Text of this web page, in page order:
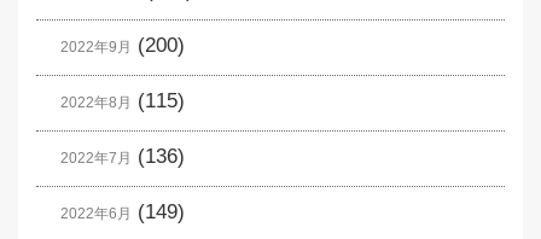
2022年9月 (200)
2022年8月 (115)
2022年7月 (136)
2022年6月 (149)